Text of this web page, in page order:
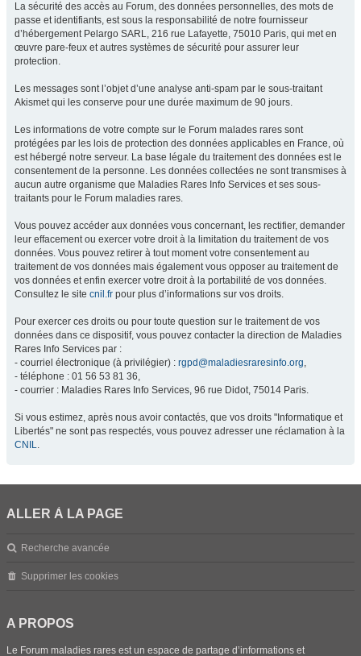
La sécurité des accès au Forum, des données personnelles, des mots de
passe et identifiants, est sous la responsabilité de notre fournisseur
d’hébergement Pelargo SARL, 216 rue Lafayette, 75010 Paris, qui met en
œuvre pare-feux et autres systèmes de sécurité pour assurer leur
protection.
Les messages sont l’objet d’une analyse anti-spam par le sous-traitant
Akismet qui les conserve pour une durée maximum de 90 jours.
Les informations de votre compte sur le Forum malades rares sont
protégées par les lois de protection des données applicables en France, où
est hébergé notre serveur. La base légale du traitement des données est le
consentement de la personne. Les données collectées ne sont transmises à
aucun autre organisme que Maladies Rares Info Services et ses sous-
traitants pour le Forum maladies rares.
Vous pouvez accéder aux données vous concernant, les rectifier, demander
leur effacement ou exercer votre droit à la limitation du traitement de vos
données. Vous pouvez retirer à tout moment votre consentement au
traitement de vos données mais également vous opposer au traitement de
vos données et enfin exercer votre droit à la portabilité de vos données.
Consultez le site cnil.fr pour plus d’informations sur vos droits.
Pour exercer ces droits ou pour toute question sur le traitement de vos
données dans ce dispositif, vous pouvez contacter la direction de Maladies
Rares Info Services par :
- courriel électronique (à privilégier) : rgpd@maladiesraresinfo.org,
- téléphone : 01 56 53 81 36,
- courrier : Maladies Rares Info Services, 96 rue Didot, 75014 Paris.
Si vous estimez, après nous avoir contactés, que vos droits "Informatique et
Libertés" ne sont pas respectés, vous pouvez adresser une réclamation à la
CNIL.
ALLER À LA PAGE
Recherche avancée
Supprimer les cookies
A PROPOS
Le Forum maladies rares est un espace de partage d’informations et